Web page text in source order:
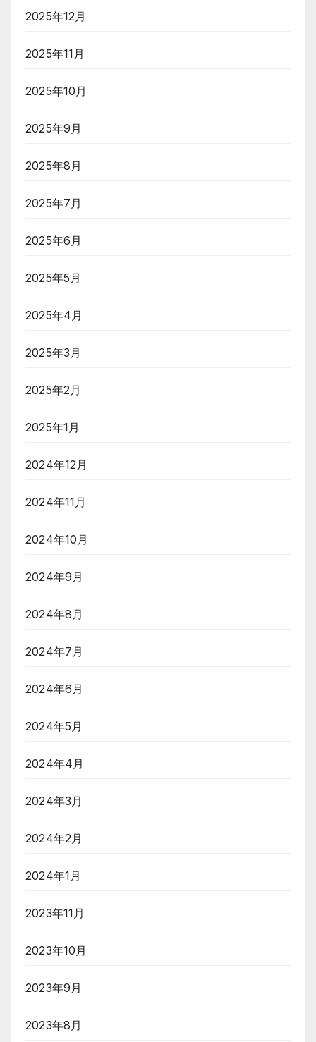
2025年12月
2025年11月
2025年10月
2025年9月
2025年8月
2025年7月
2025年6月
2025年5月
2025年4月
2025年3月
2025年2月
2025年1月
2024年12月
2024年11月
2024年10月
2024年9月
2024年8月
2024年7月
2024年6月
2024年5月
2024年4月
2024年3月
2024年2月
2024年1月
2023年11月
2023年10月
2023年9月
2023年8月